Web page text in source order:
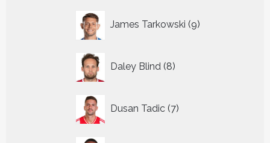
James Tarkowski 9
producten
Daley Blind 8
producten
Dusan Tadic 7
producten